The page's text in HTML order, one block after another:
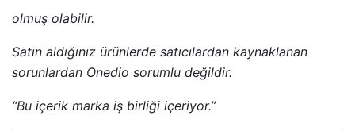
olmuş olabilir.
Satın aldığınız ürünlerde satıcılardan kaynaklanan
sorunlardan Onedio sorumlu değildir.
“Bu içerik marka iş birliği içeriyor.”